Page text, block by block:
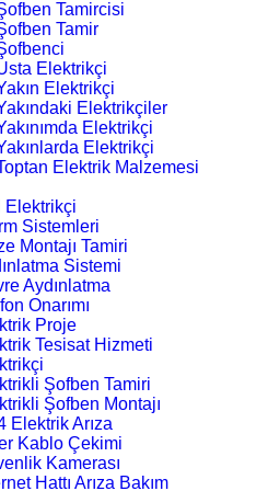
Tamircisi
Tamir
Elektrikçi
Elektrikçi
Elektrikçiler
Elektrikçi
Elektrikçi
Elektrik Malzemesi
Elektrikçi
Sistemleri
Montajı Tamiri
Sistemi
Aydınlatma
Onarımı
Proje
Tesisat Hizmeti
Şofben Tamiri
Şofben Montajı
Elektrik Arıza
Kablo Çekimi
Kamerası
Hattı Arıza Bakım